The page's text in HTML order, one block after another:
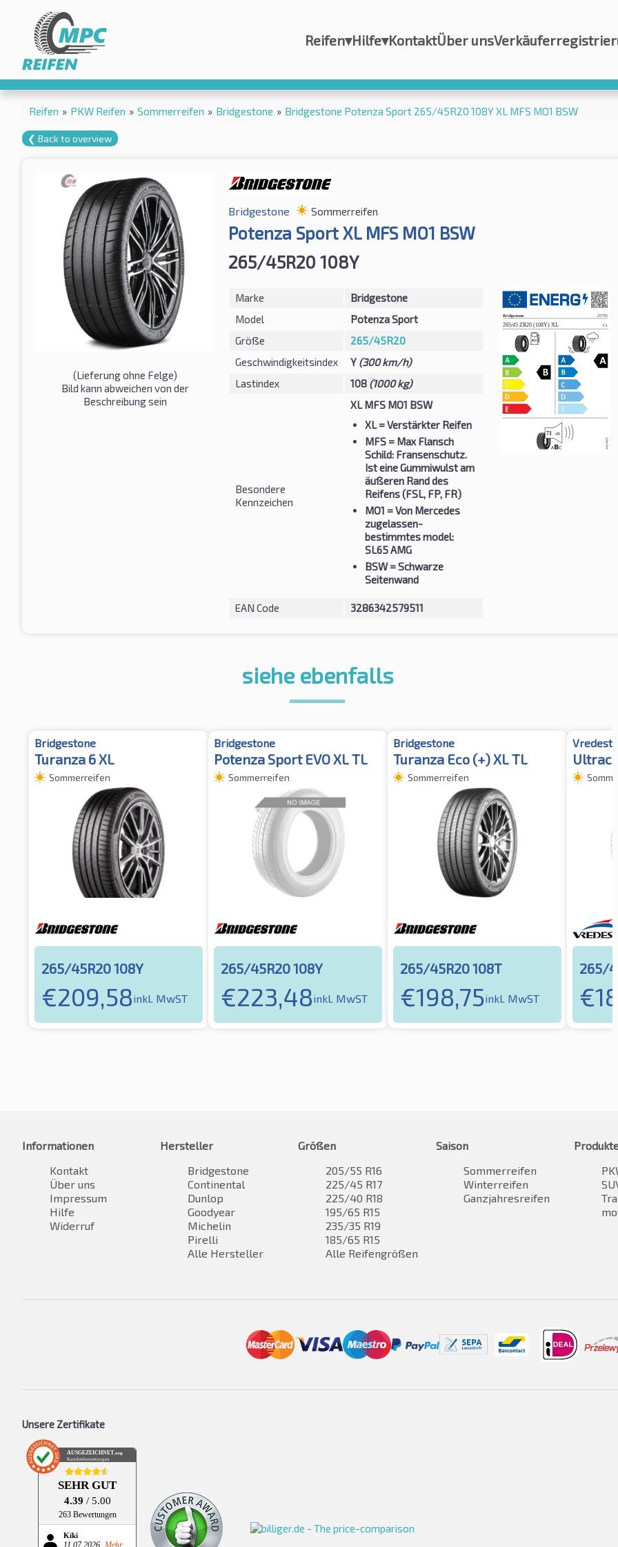
Reifen▾Hilfe▾KontaktÜber uns
Reifen » PKW Reifen » Sommerreifen » Bridgestone » Bridgestone Potenza Sport 265/45R20 108Y XL MFS MO1 BSW
❮ Back to overview
(Lieferung ohne Felge)
Bild kann abweichen von der
Beschreibung sein
Bridgestone Sommerreifen
Potenza Sport XL MFS MO1 BSW
265/45R20 108Y
Marke
Bridgestone
Model
Potenza Sport
Größe
265/45R20
Geschwindigkeitsindex
Y (300 km/h)
Lastindex
108 (1000 kg)
Besondere
Kennzeichen
XL MFS MO1 BSW
XL= Verstärkter Reifen
MFS= Max Flansch
Schild: Fransenschutz.
Ist eine Gummiwulst am
äußeren Rand des
Reifens (FSL, FP, FR)
MO1 = Von Mercedes
zugelassen-
bestimmtes model:
SL65 AMG
BSW= Schwarze
Seitenwand
EAN Code 3286342579511
siehe ebenfalls
Bridgestone
Turanza 6 XL
Sommerreifen
265/45R20 108Y
€209,58inkl. MwST
Bridgestone
Potenza Sport EVO XL TL
Sommerreifen
265/45R20 108Y
€223,48inkl. MwST
Bridgestone
Turanza Eco (+) XL TL
Sommerreifen
265/45R20 108T
€198,75inkl. MwST
Ultrac
265/
€
Informationen
Kontakt
Über uns
Impressum
Hilfe
Widerruf
Hersteller
Bridgestone
Continental
Dunlop
Goodyear
Michelin
Pirelli
Alle Hersteller
Größen
205/55 R16
225/45 R17
225/40 R18
195/65 R15
235/35 R19
185/65 R15
Alle Reifengrößen
Saison
Sommerreifen
Winterreifen
Ganzjahresreifen
Unsere Zertifikate
AUSGEZEICHNET.org
Kundenbewertungen
SEHR GUT
4.39 / 5.00
263 Bewertungen
Kiki